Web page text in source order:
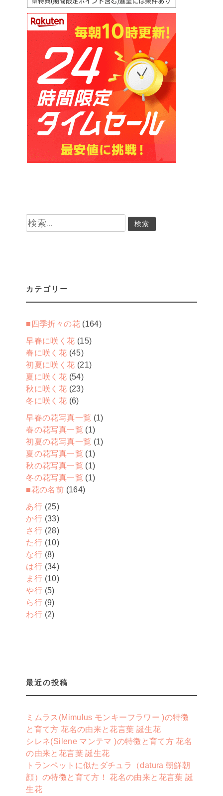
送
り
検
索:
カテゴリー
■四季折々の花(164)
早春に咲く花 (15)
春に咲く花 (45)
初夏に咲く花 (21)
夏に咲く花 (54)
秋に咲く花 (23)
冬に咲く花 (6)
早春の花写真一覧 (1)
春の花写真一覧 (1)
初夏の花写真一覧 (1)
夏の花写真一覧 (1)
秋の花写真一覧 (1)
冬の花写真一覧 (1)
■花の名前 (164)
あ行 (25)
か行 (33)
さ行 (28)
た行 (10)
な行 (8)
は行 (34)
ま行 (10)
や行 (5)
ら行 (9)
わ行 (2)
最近の投稿
ミムラス(Mimulus モンキーフラワー )の特徴
と育て方 花名の由来と花言葉 誕生花
シレネ(Silene マンテマ )の特徴と育て方 花名
の由来と花言葉 誕生花
トランペットに似たダチュラ（datura 朝鮮朝
顔）の特徴と育て方！ 花名の由来と花言葉 誕
生花